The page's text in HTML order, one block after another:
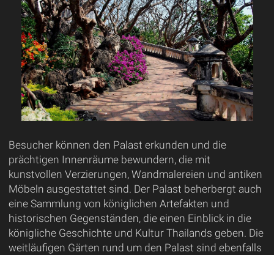
Besucher können den Palast erkunden und die
prächtigen Innenräume bewundern, die mit
kunstvollen Verzierungen, Wandmalereien und antiken
Möbeln ausgestattet sind. Der Palast beherbergt auch
eine Sammlung von königlichen Artefakten und
historischen Gegenständen, die einen Einblick in die
königliche Geschichte und Kultur Thailands geben. Die
weitläufigen Gärten rund um den Palast sind ebenfalls